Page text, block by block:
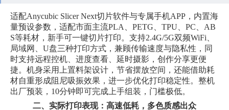
适配Anycubic Slicer Next切片软件与专属手机APP，内置海
量预设参数，适配市面主流PLA、PETG、TPU、PC、AB
S等耗材，新手可一键切片打印。支持2.4G/5G双频WiFi、
局域网、U盘三种打印方式，兼顾传输速度与隐私性，同
时支持远程控机、进度查看、延时摄影，创作分享更便
捷。机身采用上置料架设计，节省摆放空间，还能借助耗
材自重形成阻尼吸振效果，进一步优化打印稳定性。整机
出厂预装，10分钟即可完成上手组装，门槛极低。
二、实际打印表现：高速低耗，多色质感出众